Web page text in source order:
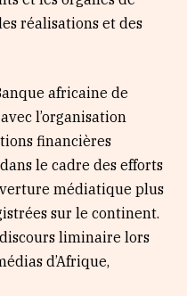
réalisations et des
africaine de
l’organisation
financières
le cadre des efforts
médiatique plus
sur le continent.
liminaire lors
d’Afrique,